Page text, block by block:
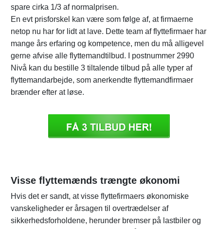
spare cirka 1/3 af normalprisen.
En evt prisforskel kan være som følge af, at firmaerne
netop nu har for lidt at lave. Dette team af flyttefirmaer har
mange års erfaring og kompetence, men du må alligevel
gerne afvise alle flyttemandtilbud. I postnummer 2990
Nivå kan du bestille 3 tiltalende tilbud på alle typer af
flyttemandarbejde, som anerkendte flyttemandfirmaer
brænder efter at løse.
Visse flyttemænds trængte økonomi
Hvis det er sandt, at visse flyttefirmaers økonomiske
vanskeligheder er årsagen til overtrædelser af
sikkerhedsforholdene, herunder bremser på lastbiler og